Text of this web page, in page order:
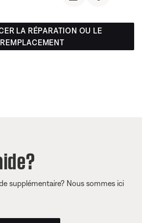
LA RÉPARATION OU LE
REMPLACEMENT
supplémentaire? Nous sommes ici